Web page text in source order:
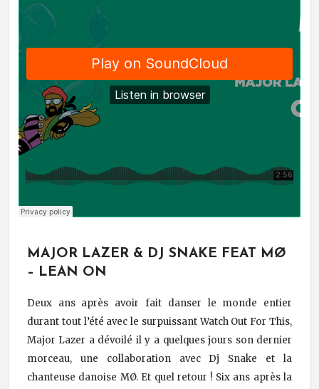
MAJOR LAZER & DJ SNAKE FEAT MØ
– LEAN ON
Deux ans après avoir fait danser le monde entier
durant tout l’été avec le surpuissant Watch Out For This,
Major Lazer a dévoilé il y a quelques jours son dernier
morceau, une collaboration avec Dj Snake et la
chanteuse danoise MØ. Et quel retour ! Six ans après la